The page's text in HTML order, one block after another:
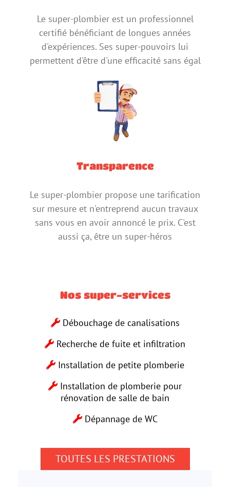
Le super-plombier est un professionnel
certifié bénéficiant de longues années
d'expériences. Ses super-pouvoirs lui
permettent d'être d'une efficacité sans égal
Transparence
Le super-plombier propose une tarification
sur mesure et n'entreprend aucun travaux
sans vous en avoir annoncé le prix. C'est
aussi ça, être un super-héros
Nos super-services
Débouchage de canalisations
Recherche de fuite et infiltration
Installation de petite plomberie
Installation de plomberie pour
rénovation de salle de bain
Dépannage de WC
TOUTES LES PRESTATIONS